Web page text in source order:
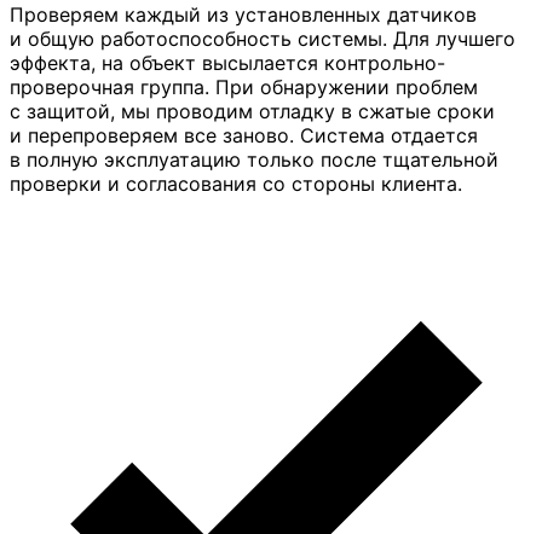
Проверяем каждый из установленных датчиков
и общую работоспособность системы. Для лучшего
эффекта, на объект высылается контрольно-
проверочная группа. При обнаружении проблем
с защитой, мы проводим отладку в сжатые сроки
и перепроверяем все заново. Система отдается
в полную эксплуатацию только после тщательной
проверки и согласования со стороны клиента.